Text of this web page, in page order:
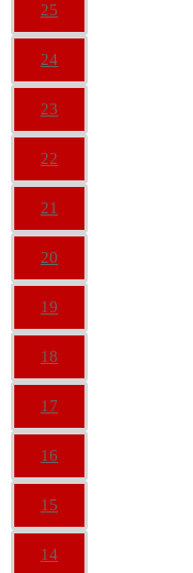
25
24
23
22
21
20
19
18
17
16
15
14